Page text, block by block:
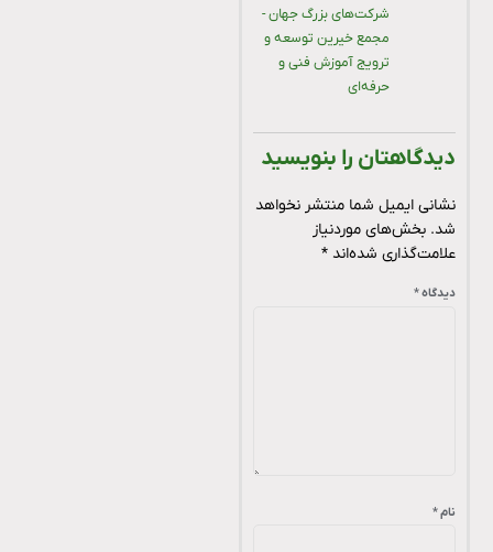
شرکت‌های بزرگ جهان -
مجمع خیرین توسعه و
ترویج آموزش فنی و
حرفه‌ای
دیدگاهتان را بنویسید
نشانی ایمیل شما منتشر نخواهد
بخش‌های موردنیاز
علامت‌گذاری شده‌اند*
دیدگاه*